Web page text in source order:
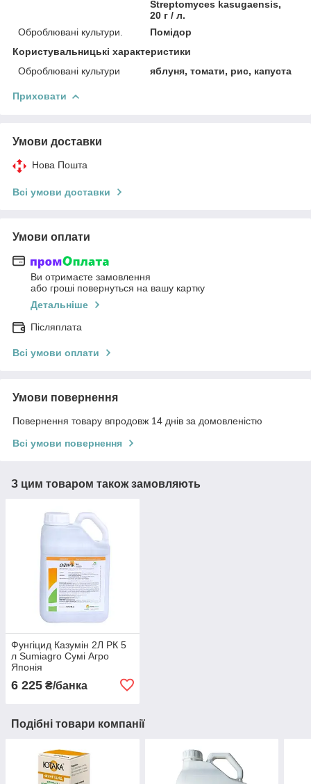
Streptomyces kasugaensis,
20 г / л.
Оброблювані культури.
Помідор
Користувальницькі характеристики
Оброблювані культури
яблуня, томати, рис, капуста
Приховати
Умови доставки
Нова Пошта
Всі умови доставки
Умови оплати
Ви отримаєте замовлення
або гроші повернуться на вашу картку
Детальніше
Післяплата
Всі умови оплати
Умови повернення
Повернення товару впродовж 14 днів за домовленістю
Всі умови повернення
З цим товаром також замовляють
Фунгіцид Казумін 2Л РК 5
л Sumiagro Сумі Агро
Японія
6 225 ₴/банка
Подібні товари компанії